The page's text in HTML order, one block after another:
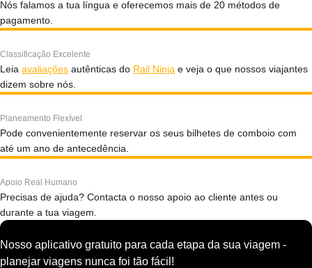
Nós falamos a tua língua e oferecemos mais de 20 métodos de
pagamento.
Classificação Excelente
Leia avaliações autênticas do Rail Ninja e veja o que nossos viajantes
dizem sobre nós.
Planeamento Flexível
Pode convenientemente reservar os seus bilhetes de comboio com
até um ano de antecedência.
Apoio Real Humano
Precisas de ajuda? Contacta o nosso apoio ao cliente antes ou
durante a tua viagem.
Nosso aplicativo gratuito para cada etapa da sua viagem -
planejar viagens nunca foi tão fácil!